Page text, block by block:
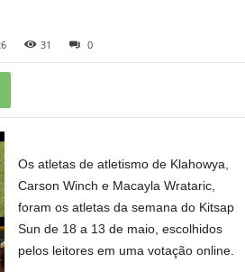
31 0
Os atletas de atletismo de Klahowya,
Carson Winch e Macayla Wrataric,
foram os atletas da semana do Kitsap
Sun de 18 a 13 de maio, escolhidos
pelos leitores em uma votação online.